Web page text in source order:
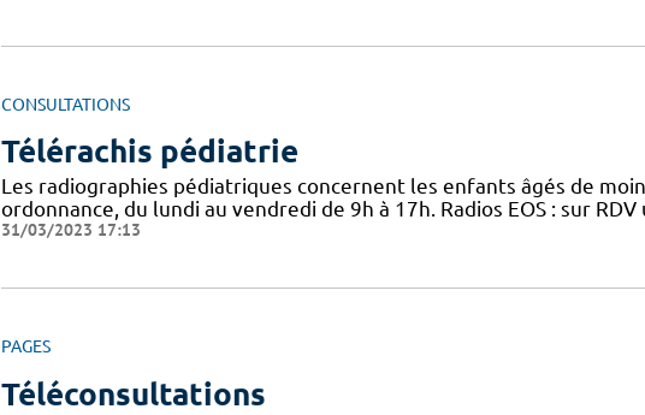
CONSULTATIONS
Télérachis pédiatrie
Les radiographies pédiatriques concernent les enfants âgés de
ordonnance, du lundi au vendredi de 9h à 17h. Radios EOS : sur
31/03/2023 17:13
PAGES
Téléconsultations